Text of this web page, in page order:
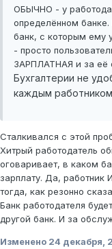
ОБЫЧНО - у
определённом
банк, с которым ему
- просто
ЗАРПЛАТНАЯ и за её
Бухгалтерии не
каждым
Сталкивался с этой
Хитрый работодатель
оговаривает, в каком
зарплату. Да, работник
тогда, как резонно
Банк работодателя
другой банк. И за
Изменено 24 декабря,